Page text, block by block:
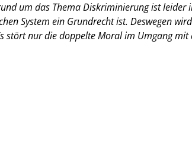
um das Thema Diskriminierung ist leider
System ein Grundrecht ist. Deswegen
stört nur die doppelte Moral im Umgang